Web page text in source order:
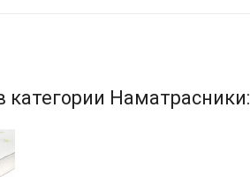
Наматрасники: